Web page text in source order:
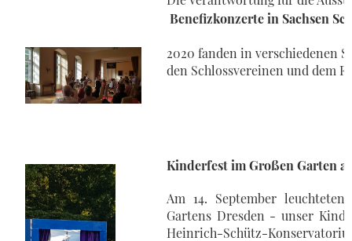
Benefizkonzerte in Sachsen
2020 fanden in verschiedenen
den Schlossvereinen und dem
Kinderfest im Großen Garten
Am 14. September
Gartens Dresden - unser
Heinrich-Schütz-